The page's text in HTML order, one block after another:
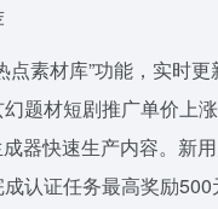
点素材库”功能，实时
题材短剧推广单价上
器快速生产内容。新
认证任务最高奖励500